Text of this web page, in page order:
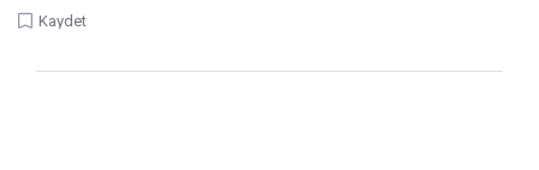
Kaydet